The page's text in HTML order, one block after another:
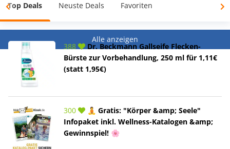
Top Deals Neuste Deals Favoriten
Alle anzeigen
388
Dr. Beckmann Gallseife Flecken-
Bürste zur Vorbehandlung, 250 ml für 1,11€
(statt 1,95€)
300
🧘 Gratis: "Körper &amp; Seele"
Infopaket inkl. Wellness-Katalogen &amp;
Gewinnspiel! 🌸